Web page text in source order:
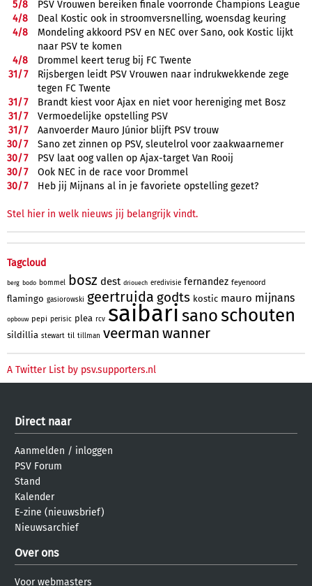
5/8
PSV Vrouwen bereiken finale voorronde Champions League
4/8
Deal Kostic ook in stroomversnelling, woensdag keuring
4/8
Mondeling akkoord PSV en NEC over Sano, ook Kostic lijkt
naar PSV te komen
4/8
Drommel keert terug bij FC Twente
31/7
Rijsbergen leidt PSV Vrouwen naar indrukwekkende zege
tegen FC Twente
31/7
Brandt kiest voor Ajax en niet voor hereniging met Bosz
31/7
Vermoedelijke opstelling PSV
31/7
Aanvoerder Mauro Júnior blijft PSV trouw
30/7
Sano zet zinnen op PSV, sleutelrol voor zaakwaarnemer
30/7
PSV laat oog vallen op Ajax-target Van Rooij
30/7
Ook NEC in de race voor Drommel
30/7 Heb jij Mijnans al in je favoriete opstelling gezet?
Stel hier in welk nieuws jij belangrijk vindt.
Tagcloud
berg bodo bommel bosz dest driouech eredivisie fernandez feyenoord
flamingo gasiorowski geertruida godts kostic mauro mijnans
opbouw pepi perisic plea rcv saibari sanoschouten
sildillia stewart til tillman veermanwanner
A Twitter List by psv.supporters.nl
Direct naar
Aanmelden / inloggen
PSV Forum
Stand
Kalender
E-zine (nieuwsbrief)
Nieuwsarchief
Over ons
Voor webmasters